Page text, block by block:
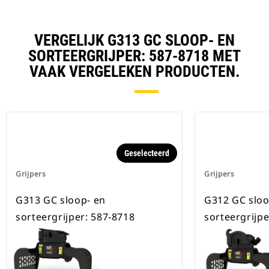
VERGELIJK G313 GC SLOOP- EN
SORTEERGRIJPER: 587-8718 MET
VAAK VERGELEKEN PRODUCTEN.
Grijpers
Geselecteerd
G313 GC sloop- en
sorteergrijper: 587-8718
Grijpers
G312 GC